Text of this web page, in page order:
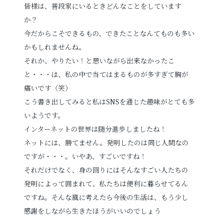
皆様は、普段家にいるときどんなことをしています
か？
今だからこそできるもの、できたことなんてものも多い
かもしれませんね。
それか、やりたい！と思いながら出来なかったこ
と・・・は、私の中で当てはまるものが多すぎて胸が
痛いです（笑）
こう書き出してみると私はSNSを通じた趣味がとても多
いようです。
インターネットの世界は随分進歩しましたね！
ネットには、勝てません。発明したのは同じ人間なの
ですが・・・。いやあ、すごいですね！
それだけでなく、身の回りにはそんなすごい人たちの
発明によって囲まれて、私たちは便利に暮らせてるん
ですね。そんな風に考えたら今後の生活は、もう少し
感謝をしながら生きたほうがいいのでしょう